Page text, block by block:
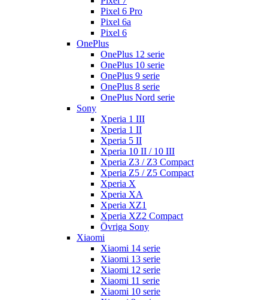
Pixel 6 Pro
Pixel 6a
Pixel 6
OnePlus
OnePlus 12 serie
OnePlus 10 serie
OnePlus 9 serie
OnePlus 8 serie
OnePlus Nord serie
Sony
Xperia 1 III
Xperia 1 II
Xperia 5 II
Xperia 10 II / 10 III
Xperia Z3 / Z3 Compact
Xperia Z5 / Z5 Compact
Xperia X
Xperia XA
Xperia XZ1
Xperia XZ2 Compact
Övriga Sony
Xiaomi
Xiaomi 14 serie
Xiaomi 13 serie
Xiaomi 12 serie
Xiaomi 11 serie
Xiaomi 10 serie